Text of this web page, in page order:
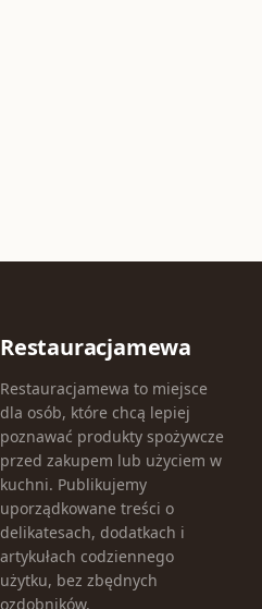
Restauracjamewa
Restauracjamewa to miejsce
dla osób, które chcą lepiej
poznawać produkty spożywcze
przed zakupem lub użyciem w
kuchni. Publikujemy
uporządkowane treści o
delikatesach, dodatkach i
artykułach codziennego
użytku, bez zbędnych
ozdobników.